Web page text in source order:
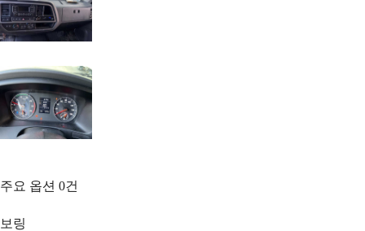
주요 옵션 0건
보링